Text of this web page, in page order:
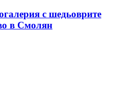
с шедьоврите
в Смолян